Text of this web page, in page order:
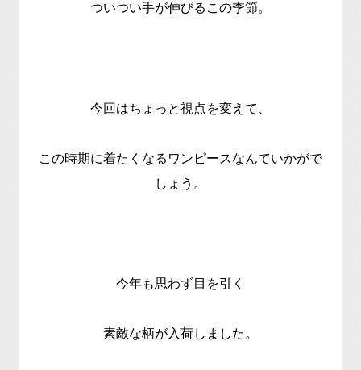
ついつい手が伸びるこの季節。
今回はちょっと視点を変えて、
この時期に着たくなるワンピースなんていかがで
しょう。
今年も思わず目を引く
素敵な柄が入荷しました。